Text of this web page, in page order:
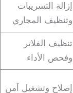
إزالة التسريبات
وتنظيف المجاري
تنظيف الفلاتر
وفحص الأداء
إصلاح وتشغيل آمن